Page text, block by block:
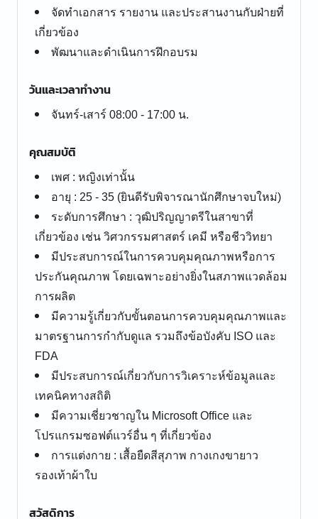
จัดทำเอกสาร รายงาน และประสานงานกับฝ่ายที่
เกี่ยวข้อง
พัฒนาและดำเนินการฝึกอบรม
วันและเวลาทำงาน
จันทร์-เสาร์ 08:00 - 17:00 น.
คุณสมบัติ
เพศ : หญิงเท่านั้น
อายุ : 25 - 35 (ยินดีรับพิจารณานักศึกษาจบใหม่)
ระดับการศึกษา : วุฒิปริญญาตรีในสาขาที่
เกี่ยวข้อง เช่น วิศวกรรมศาสตร์ เคมี หรือชีววิทยา
มีประสบการณ์ในการควบคุมคุณภาพหรือการ
ประกันคุณภาพ โดยเฉพาะอย่างยิ่งในสภาพแวดล้อม
การผลิต
มีความรู้เกี่ยวกับขั้นตอนการควบคุมคุณภาพและ
มาตรฐานการกำกับดูแล รวมถึงข้อบังคับ ISO และ
FDA
มีประสบการณ์เกี่ยวกับการวิเคราะห์ข้อมูลและ
เทคนิคทางสถิติ
มีความเชี่ยวชาญใน Microsoft Office และ
โปรแกรมซอฟต์แวร์อื่น ๆ ที่เกี่ยวข้อง
การแต่งกาย : เสื้อยืดสีสุภาพ กางเกงขายาว
รองเท้าผ้าใบ
สวัสดิการ